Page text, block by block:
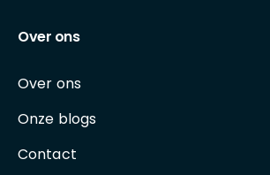
Over ons
Over ons
Onze blogs
Contact